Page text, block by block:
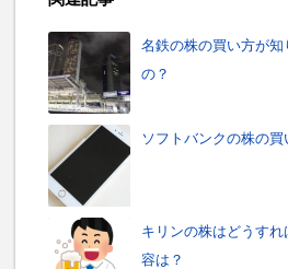
名鉄の株の買い方が知
の？
ソフトバンクの株の買
キリンの株はどうす
容は？